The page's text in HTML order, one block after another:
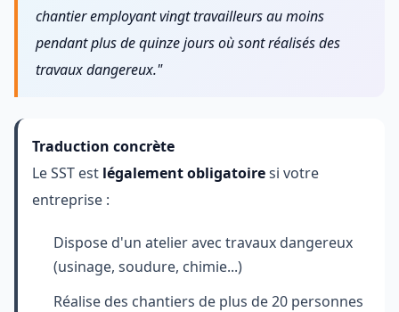
chantier employant vingt travailleurs au moins
pendant plus de quinze jours où sont réalisés des
travaux dangereux."
Traduction concrète
Le SST est légalement obligatoiresi votre
entreprise :
Dispose d'un atelier avec travaux dangereux
(usinage, soudure, chimie...)
Réalise des chantiers de plus de 20 personnes